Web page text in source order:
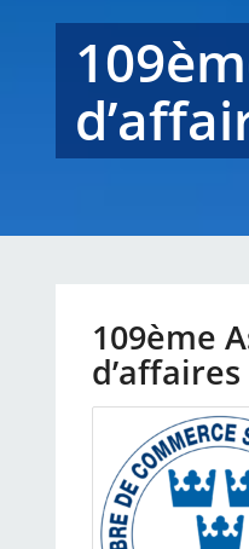
109ème
d’affaires